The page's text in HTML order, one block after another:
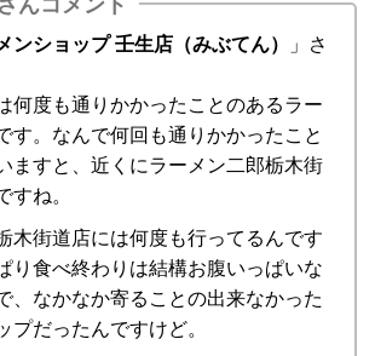
ンショップ 壬生店（みぶてん）
」さ
何度も通りかかったことのあるラー
す。なんで何回も通りかかったこと
ますと、近くにラーメン二郎栃木街
ね。
木街道店には何度も行ってるんです
り食べ終わりは結構お腹いっぱいな
、なかなか寄ることの出来なかった
プだったんですけど。